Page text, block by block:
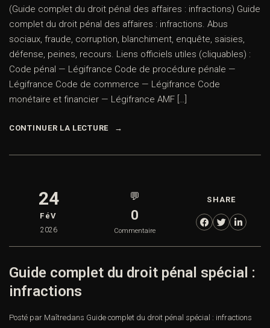
(Guide complet du droit pénal des affaires : infractions) Guide
complet du droit pénal des affaires : infractions. Abus
sociaux, fraude, corruption, blanchiment, enquête, saisies,
défense, peines, recours. Liens officiels utiles (cliquables) :
Code pénal — Légifrance Code de procédure pénale —
Légifrance Code de commerce — Légifrance Code
monétaire et financier — Légifrance AMF […]
CONTINUER LA LECTURE
24
FéV
2026
💬
0
Commentaire
SHARE
Guide complet du droit pénal spécial :
infractions
Posté par Maîtredans Guide complet du droit pénal spécial : infractions